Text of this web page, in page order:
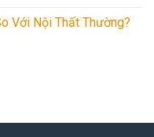
Với Nội Thất Thường?